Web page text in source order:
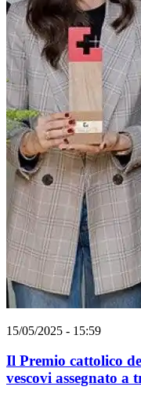
15/05/2025 - 15:59
Il Premio cattolico
vescovi assegnato